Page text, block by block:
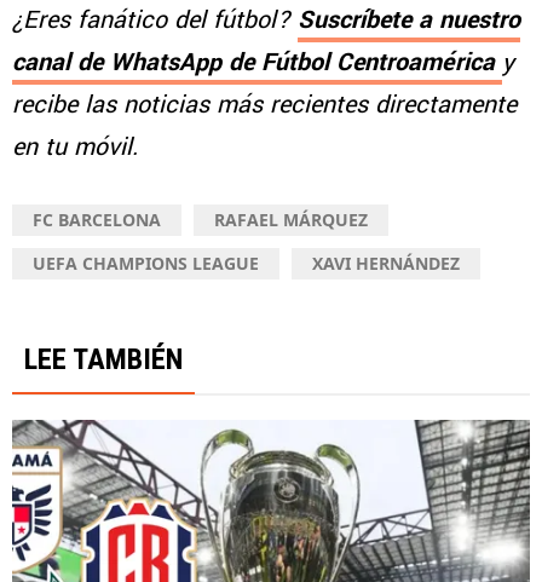
¿Eres fanático del fútbol? Suscríbete a nuestro
canal de WhatsApp de Fútbol Centroamérica y
recibe las noticias más recientes directamente
en tu móvil.
FC BARCELONA
RAFAEL MÁRQUEZ
UEFA CHAMPIONS LEAGUE
XAVI HERNÁNDEZ
LEE TAMBIÉN